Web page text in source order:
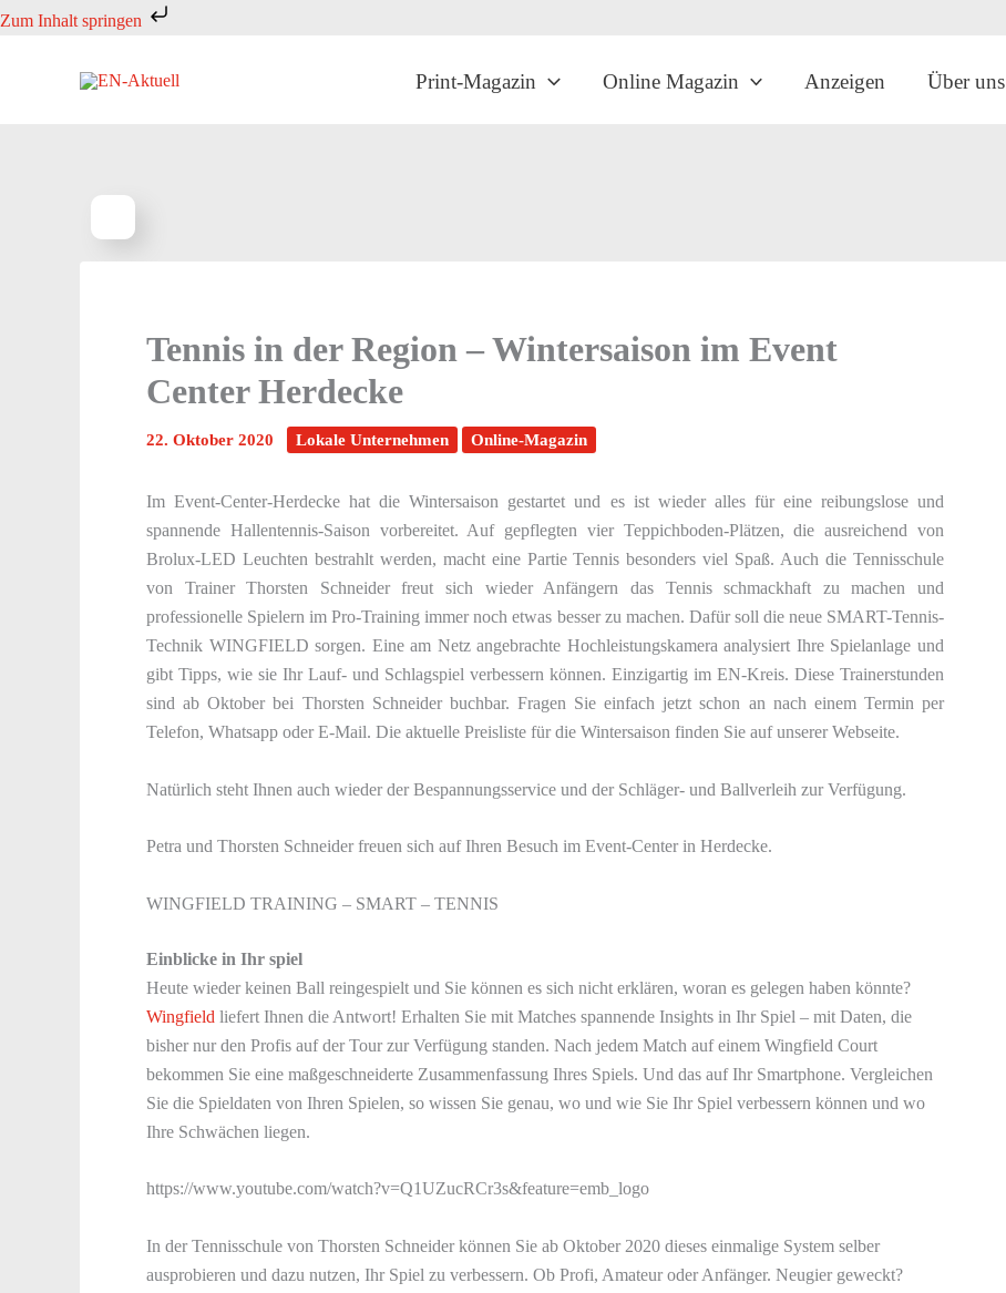
Zum Inhalt springen
Zum
Print-Magazin Online Magazin Anzeigen Über uns
Tennis in der Region – Wintersaison im Event
Center Herdecke
22. Oktober 2020 Lokale Unternehmen Online-Magazin
Im Event-Center-Herdecke hat die Wintersaison gestartet und es ist wieder alles für eine reibungslose und
spannende Hallentennis-Saison vorbereitet. Auf gepflegten vier Teppichboden-Plätzen, die ausreichend von
Brolux-LED Leuchten bestrahlt werden, macht eine Partie Tennis besonders viel Spaß. Auch die Tennisschule
von Trainer Thorsten Schneider freut sich wieder Anfängern das Tennis schmackhaft zu machen und
professionelle Spielern im Pro-Training immer noch etwas besser zu machen. Dafür soll die neue SMART-Tennis-
Technik WINGFIELD sorgen. Eine am Netz angebrachte Hochleistungskamera analysiert Ihre Spielanlage und
gibt Tipps, wie sie Ihr Lauf- und Schlagspiel verbessern können. Einzigartig im EN-Kreis. Diese Trainerstunden
sind ab Oktober bei Thorsten Schneider buchbar. Fragen Sie einfach jetzt schon an nach einem Termin per
Telefon, Whatsapp oder E-Mail. Die aktuelle Preisliste für die Wintersaison finden Sie auf unserer Webseite.
Natürlich steht Ihnen auch wieder der Bespannungsservice und der Schläger- und Ballverleih zur Verfügung.
Petra und Thorsten Schneider freuen sich auf Ihren Besuch im Event-Center in Herdecke.
WINGFIELD TRAINING – SMART – TENNIS
Einblicke in Ihr spiel
Heute wieder keinen Ball reingespielt und Sie können es sich nicht erklären, woran es gelegen haben könnte?
Wingfield liefert Ihnen die Antwort! Erhalten Sie mit Matches spannende Insights in Ihr Spiel – mit Daten, die
bisher nur den Profis auf der Tour zur Verfügung standen. Nach jedem Match auf einem Wingfield Court
bekommen Sie eine maßgeschneiderte Zusammenfassung Ihres Spiels. Und das auf Ihr Smartphone. Vergleichen
Sie die Spieldaten von Ihren Spielen, so wissen Sie genau, wo und wie Sie Ihr Spiel verbessern können und wo
Ihre Schwächen liegen.
https://www.youtube.com/watch?v=Q1UZucRCr3s&feature=emb_logo
In der Tennisschule von Thorsten Schneider können Sie ab Oktober 2020 dieses einmalige System selber
ausprobieren und dazu nutzen, Ihr Spiel zu verbessern. Ob Profi, Amateur oder Anfänger. Neugier geweckt?